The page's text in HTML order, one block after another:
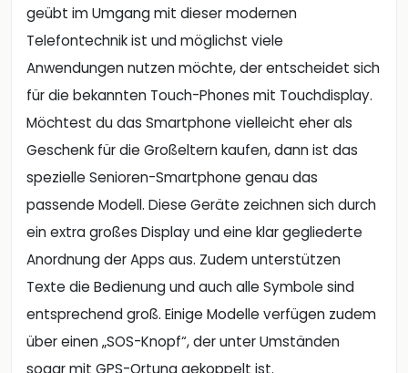
geübt im Umgang mit dieser modernen
Telefontechnik ist und möglichst viele
Anwendungen nutzen möchte, der entscheidet sich
für die bekannten Touch-Phones mit Touchdisplay.
Möchtest du das Smartphone vielleicht eher als
Geschenk für die Großeltern kaufen, dann ist das
spezielle Senioren-Smartphone genau das
passende Modell. Diese Geräte zeichnen sich durch
ein extra großes Display und eine klar gegliederte
Anordnung der Apps aus. Zudem unterstützen
Texte die Bedienung und auch alle Symbole sind
entsprechend groß. Einige Modelle verfügen zudem
über einen „SOS-Knopf“, der unter Umständen
sogar mit GPS-Ortung gekoppelt ist.